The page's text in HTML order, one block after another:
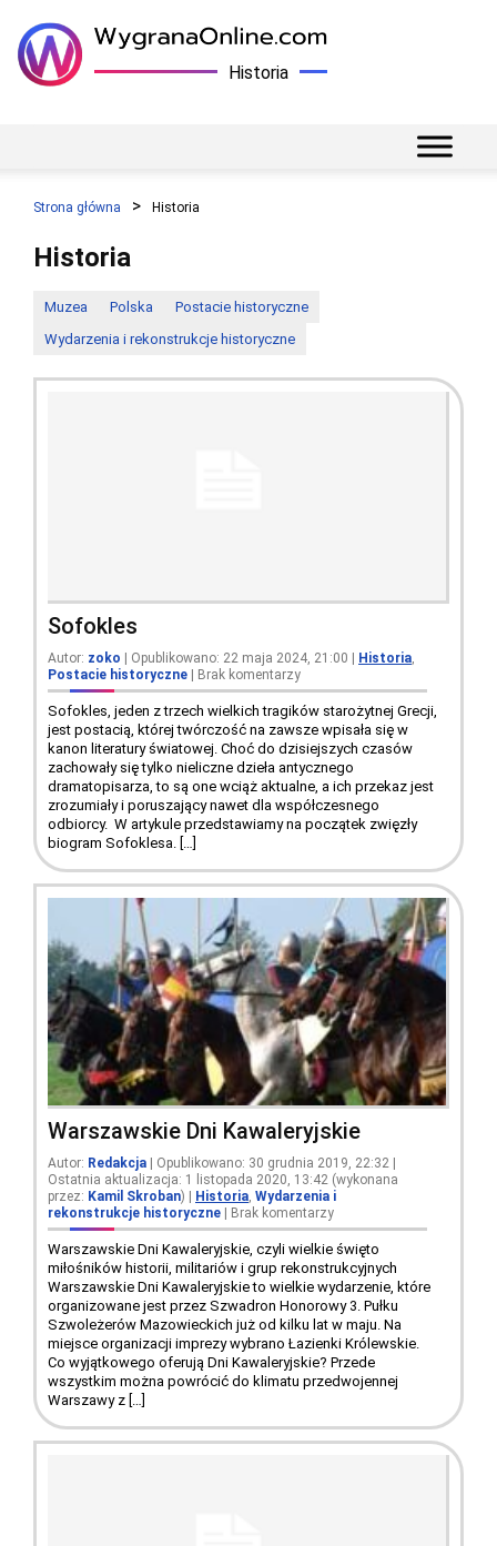
Historia
Strona główna Historia
Historia
Muzea Polska
Postacie historyczne
Wydarzenia i rekonstrukcje historyczne
Sofokles
Autor: zoko | Opublikowano: 22 maja 2024, 21:00 | Historia
Postacie historyczne | Brak komentarzy
Sofokles, jeden z trzech wielkich tragików starożytnej Grecji,
jest postacią, której twórczość na zawsze wpisała się w
kanon literatury światowej. Choć do dzisiejszych czasów
zachowały się tylko nieliczne dzieła antycznego
dramatopisarza, to są one wciąż aktualne, a ich przekaz jest
zrozumiały i poruszający nawet dla współczesnego
odbiorcy. W artykule przedstawiamy na początek zwięzły
biogram Sofoklesa. […]
Warszawskie Dni Kawaleryjskie
Autor: Redakcja | Opublikowano: 30 grudnia 2019, 22:32 |
Ostatnia aktualizacja: 1 listopada 2020, 13:42 (wykonana
przez: Kamil Skroban) Historia, Wydarzenia i
rekonstrukcje historyczne
Brak komentarzy
Warszawskie Dni Kawaleryjskie, czyli wielkie święto
miłośników historii, militariów i grup rekonstrukcyjnych
Warszawskie Dni Kawaleryjskie to wielkie wydarzenie, które
organizowane jest przez Szwadron Honorowy 3. Pułku
Szwoleżerów Mazowieckich już od kilku lat w maju. Na
miejsce organizacji imprezy wybrano Łazienki Królewskie.
Co wyjątkowego oferują Dni Kawaleryjskie? Przede
wszystkim można powrócić do klimatu przedwojennej
Warszawy z […]